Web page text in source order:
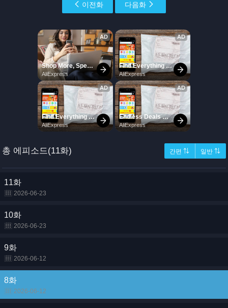
이전화 다음화
총 에피소드(11화) 간편 ⇅ 일반 ⇅
11화
2026-06-23
10화
2026-06-23
9화
2026-06-12
8화
2026-06-12